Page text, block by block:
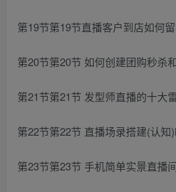
第19节第19节直播客户到店如何
第20节第20节 如何创建团购秒杀
第21节第21节 发型师直播的十大
第22节第22节 直播场录搭建(认知
第23节第23节 手机简单实景直播